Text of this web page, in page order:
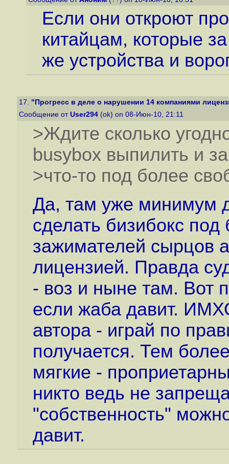
Если они откроют
китайцам, которые
же устройства и
17. "Прогресс в деле о нарушении 14 компаниями
Сообщение от User294 (ok) on 08-Июн-10, 21:11
>Ждите сколько
busybox выпилить и
>что-то под более
Да, там уже минимум
сделать бизибокс
зажимателей сырцов
лицензией. Правда
- воз и ныне там. Вот
если жаба давит.
автора - играй по
получается. Тем
мягкие -
никто ведь не
"собственность"
давит.